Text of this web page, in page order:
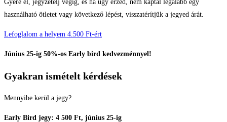
Gyere el, jegyzetelj végig, és ha úgy érzed, nem kaptál legalább egy
használható ötletet vagy következő lépést, visszatérítjük a jegyed árát.
Lefoglalom a helyem 4.500 Ft-ért
Június 25-ig 50%-os Early bird kedvezménnyel!
Gyakran ismételt kérdések
Mennyibe kerül a jegy?
Early Bird jegy: 4 500 Ft, június 25-ig